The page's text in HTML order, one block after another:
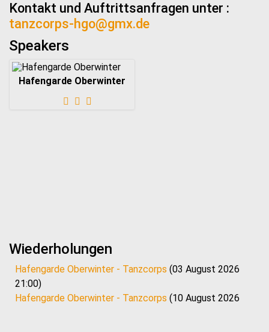
Kontakt und Auftrittsanfragen unter :
tanzcorps-hgo@gmx.de
Speakers
Hafengarde Oberwinter
Wiederholungen
Hafengarde Oberwinter - Tanzcorps (03 August 2026
21:00)
Hafengarde Oberwinter - Tanzcorps (10 August 2026